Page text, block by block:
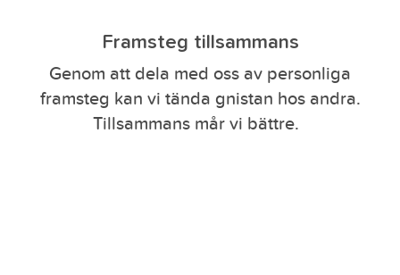
Framsteg tillsammans
Genom att dela med oss av personliga
framsteg kan vi tända gnistan hos andra.
Tillsammans mår vi bättre.